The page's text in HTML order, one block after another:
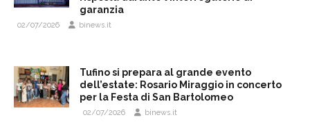
garanzia
02/07/2026 binews.it
Tufino si prepara al grande evento
dell’estate: Rosario Miraggio in concerto
per la Festa di San Bartolomeo
02/07/2026 binews.it